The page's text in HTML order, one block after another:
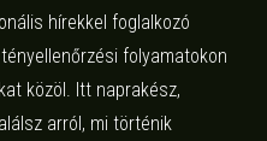
hírekkel foglalkozó
folyamatokon
közöl. Itt naprakész,
arról, mi történik